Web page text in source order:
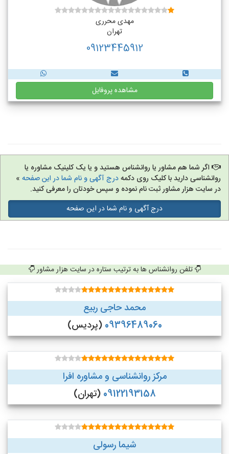
مهدی محرری
تهران
09123445912
مشاهده پروفایل
اگر شما هم مشاور یا روانشناس هستید و یا یک کلینیک مشاوره یا
روانشناسی دارید با کلیک روی دکمهدرج آگهی و نام شما در این صفحه »
در سایت هزار مشاور ثبت نام نموده و سپس خودتان را معرفی کنید.
درج آگهی و نام شما در این صفحه
تلفن روانشناس ها به ترتیب ستاره در سایت هزار مشاور
محمد حاجی ربیع
09396489060 (پردیس)
مرکز روانشناسی و مشاوره افرا
09122193158 (تهران)
شیما رسولی